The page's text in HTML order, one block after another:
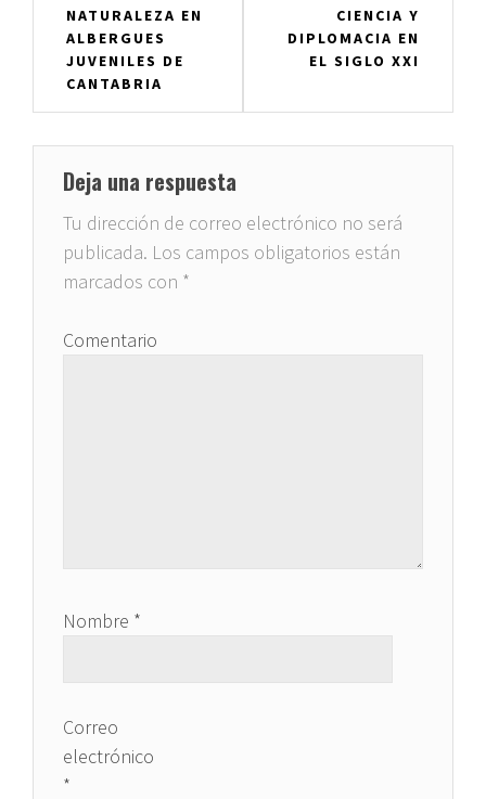
NATURALEZA EN
ALBERGUES
JUVENILES DE
CANTABRIA
CIENCIA Y
DIPLOMACIA EN
EL SIGLO XXI
Deja una respuesta
Tu dirección de correo electrónico no será
publicada. Los campos obligatorios están
marcados con *
Comentario
Nombre *
Correo
electrónico
*